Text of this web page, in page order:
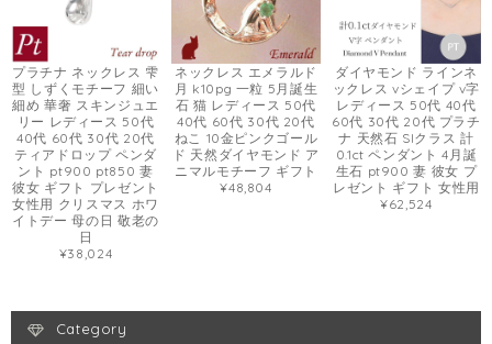
プラチナ ネックレス 雫
型 しずくモチーフ 細い
細め 華奢 スキンジュエ
リー レディース 50代
40代 60代 30代 20代
ティアドロップ ペンダ
ント pt900 pt850 妻
彼女 ギフト プレゼント
女性用 クリスマス ホワ
イトデー 母の日 敬老の
日
¥38,024
ネックレス エメラルド
月 k10pg 一粒 5月誕生
石 猫 レディース 50代
40代 60代 30代 20代
ねこ 10金ピンクゴール
ド 天然ダイヤモンド ア
ニマルモチーフ ギフト
¥48,804
ダイヤモンド ラインネ
ックレス vシェイプ v字
レディース 50代 40代
60代 30代 20代 プラチ
ナ 天然石 SIクラス 計
0.1ct ペンダント 4月誕
生石 pt900 妻 彼女 プ
レゼント ギフト 女性用
¥62,524
Category